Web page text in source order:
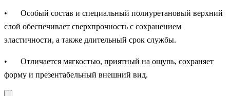
•
Особый состав и специальный полиуретановый верхний
слой обеспечивает сверхпрочность с сохранением
эластичности, а также длительный срок службы.
•
Отличается мягкостью, приятный на ощупь, сохраняет
форму и презентабельный внешний вид.